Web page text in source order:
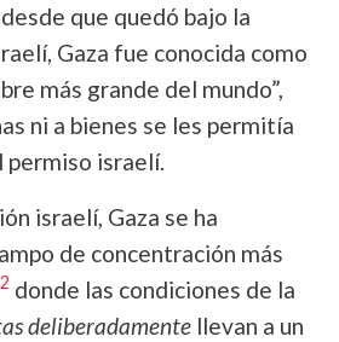
que quedó bajo la
Gaza fue conocida como
más grande del mundo”,
ni a bienes se les permitía
israelí.
israelí, Gaza se ha
de concentración más
2 donde las condiciones de la
deliberadamente llevan a un